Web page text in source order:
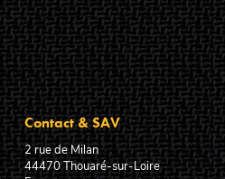
Contact & SAV
2 rue de Milan
44470Thouaré-sur-Loire